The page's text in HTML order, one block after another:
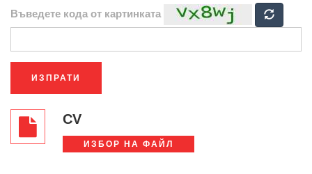
Въведете кода от картинката
ИЗПРАТИ
CV
ИЗБОР НА ФАЙЛ